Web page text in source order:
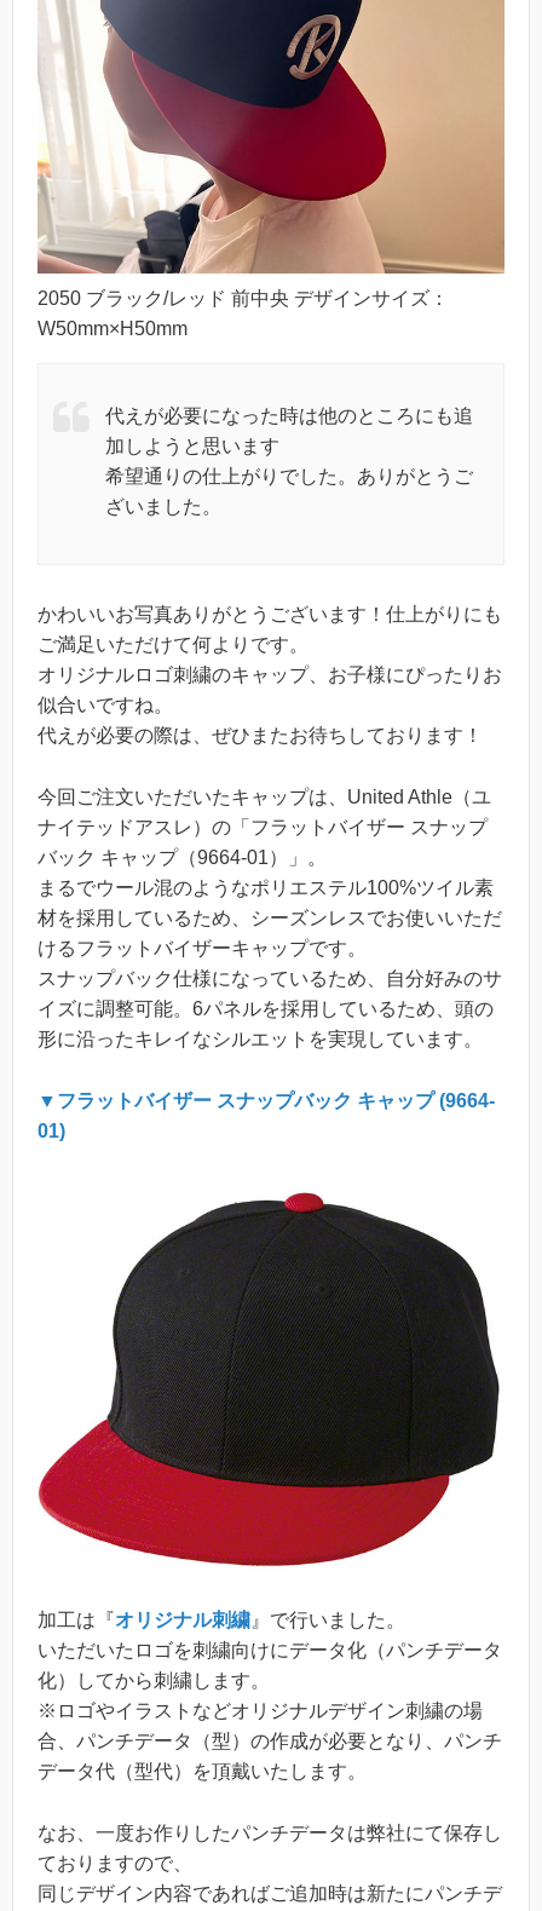
2050 ブラック/レッド 前中央 デザインサイズ：
W50mm×H50mm
代えが必要になった時は他のところにも追
加しようと思います
希望通りの仕上がりでした。ありがとうご
ざいました。
かわいいお写真ありがとうございます！仕上がりにも
ご満足いただけて何よりです。
オリジナルロゴ刺繍のキャップ、お子様にぴったりお
似合いですね。
代えが必要の際は、ぜひまたお待ちしております！
今回ご注文いただいたキャップは、United Athle（ユ
ナイテッドアスレ）の「フラットバイザー スナップ
バック キャップ（9664-01）」。
まるでウール混のようなポリエステル100%ツイル素
材を採用しているため、シーズンレスでお使いいただ
けるフラットバイザーキャップです。
スナップバック仕様になっているため、自分好みのサ
イズに調整可能。6パネルを採用しているため、頭の
形に沿ったキレイなシルエットを実現しています。
▼フラットバイザー スナップバック キャップ (9664-
01)
加工は『オリジナル刺繍 』で行いました。
いただいたロゴを刺繍向けにデータ化（パンチデータ
化）してから刺繍します。
※ロゴやイラストなどオリジナルデザイン刺繍の場
合、パンチデータ（型）の作成が必要となり、パンチ
データ代（型代）を頂戴いたします。
なお、一度お作りしたパンチデータは弊社にて保存し
ておりますので、
同じデザイン内容であればご追加時は新たにパンチデ